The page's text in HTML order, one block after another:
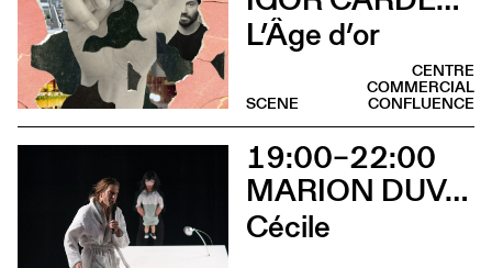
L’Âge d’or
CENTRE
COMMERCIAL
CONFLUENCE
SCENE
19:00–22:00
MARION DUVAL - CHRIS CADILLAC
Cécile